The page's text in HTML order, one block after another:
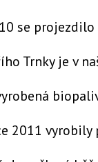
se
Trnky je v
2011